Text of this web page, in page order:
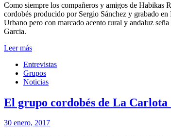
Como siempre los compañeros y amigos de Habikas
cordobés producido por Sergio Sánchez y grabado
Urbano pero con marcado acento rural y andaluz
Garcia.
Leer más
Entrevistas
Grupos
Noticias
El grupo cordobés de La Carlota
30 enero, 2017